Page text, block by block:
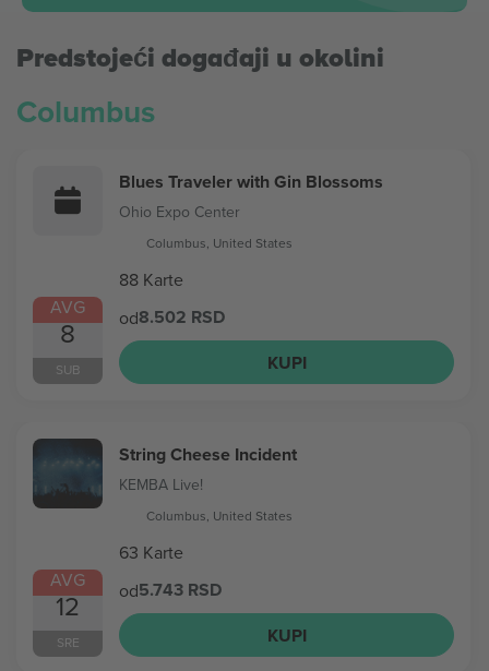
Predstojeći događaji u okolini
Columbus
AVG
8
SUB
Blues Traveler with Gin Blossoms
Ohio Expo Center
Columbus, United States
88 Karte
od8.502 RSD
KUPI
AVG
12
SRE
String Cheese Incident
KEMBA Live!
Columbus, United States
63 Karte
od5.743 RSD
KUPI